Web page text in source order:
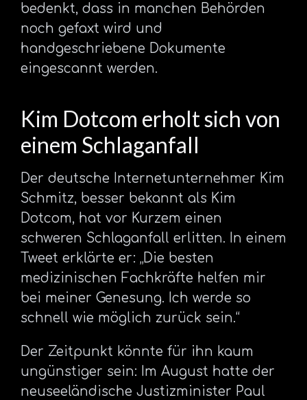
bedenkt, dass in manchen Behörden
noch gefaxt wird und
handgeschriebene Dokumente
eingescannt werden.
Kim Dotcom erholt sich von
einem Schlaganfall
Der deutsche Internetunternehmer Kim
Schmitz, besser bekannt als Kim
Dotcom, hat vor Kurzem einen
schweren Schlaganfall erlitten. In einem
Tweet erklärte er: „Die besten
medizinischen Fachkräfte helfen mir
bei meiner Genesung. Ich werde so
schnell wie möglich zurück sein.“
Der Zeitpunkt könnte für ihn kaum
ungünstiger sein: Im August hatte der
neuseeländische Justizminister Paul